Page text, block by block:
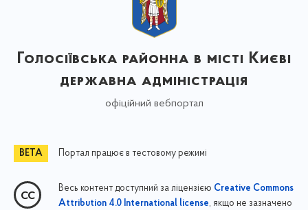
Голосіївська районна в місті Києві
державна адміністрація
офіційний вебпортал
Портал працює в тестовому режимі
Весь контент доступний за ліцензією Creative Commons
Attribution 4.0 International license, якщо не зазначено